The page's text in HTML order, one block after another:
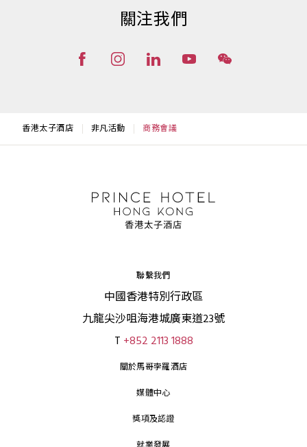
關注我們
香港太子酒店 非凡活動 商務會議
聯繫我們
中國香港特別行政區
九龍尖沙咀海港城廣東道23號
T +852 2113 1888
關於馬哥孛羅酒店
媒體中心
獎項及認證